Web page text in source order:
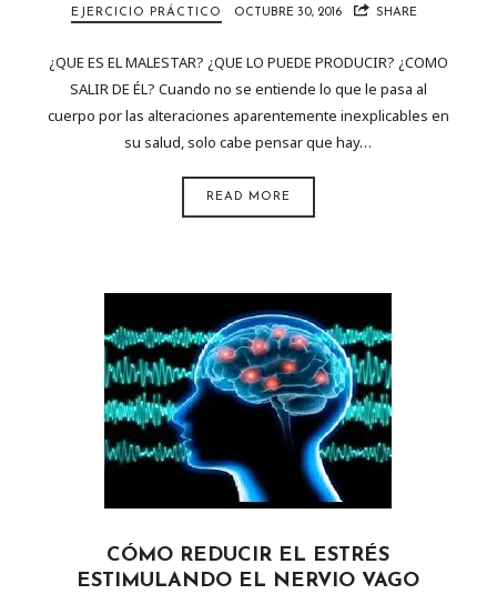
EJERCICIO PRÁCTICO OCTUBRE 30, 2016 SHARE
¿QUE ES EL MALESTAR? ¿QUE LO PUEDE PRODUCIR? ¿COMO
SALIR DE ÉL? Cuando no se entiende lo que le pasa al
cuerpo por las alteraciones aparentemente inexplicables en
su salud, solo cabe pensar que hay…
READ MORE
CÓMO REDUCIR EL ESTRÉS
ESTIMULANDO EL NERVIO VAGO